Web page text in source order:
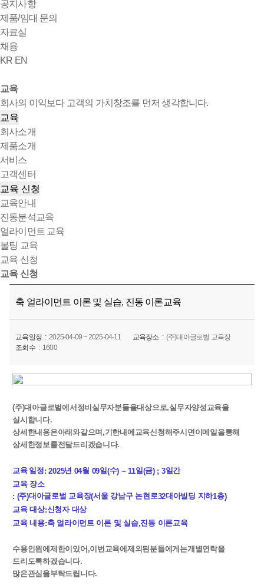
공지사항
제품/임대 문의
자료실
채용
KR EN
교육
회사의 이익보다 고객의 가치창조를 먼저 생각합니다.
교육
회사소개
제품소개
서비스
고객센터
교육 신청
교육안내
진동분석교육
얼라이먼트 교육
볼팅 교육
교육 신청
교육 신청
축 얼라이먼트 이론 및 실습, 진동 이론교육
교육일정 2025-04-09 ~ 2025-04-11 교육장소
(주)대아글로벌 교육장
조회수
1600
(주)대아글로벌에서 정비실무자분들을대상으로,실무자양성교육을
실시합니다.
상세한내용은아래와같으며 ,기한내에 교육신청해 주시면이메일을통해
상세한정보를전달드리겠습니다.
교육 일정: 2025년 04월 09일 (수) ~ 11일 (금) ; 3일간
교육 장소
: (주)대아글로벌 교육장(서울 강남구 논현로32대아빌딩 지하1층)
교육 대상:신청자 대상
교육 내용:축 얼라이먼트 이론 및 실습,진동 이론교육
수용인원에제한이있어,이번 교육에제외된분들에게는개별연락을
드리도록하겠습니다.
많은관심을부탁드립니다.